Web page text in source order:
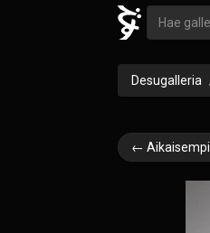
Desugalleria
← Aikaisempi